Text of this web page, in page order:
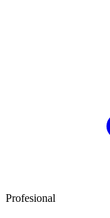
Profesional